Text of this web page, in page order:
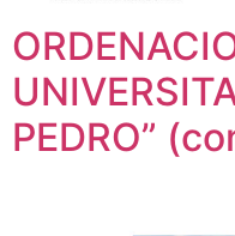
PEDRO”